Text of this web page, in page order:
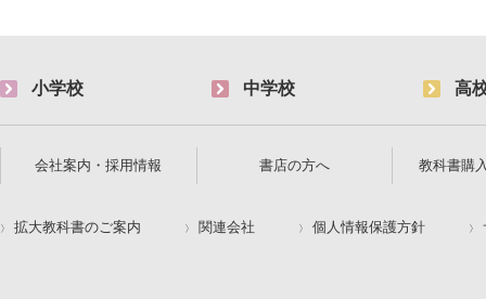
小学校 中学校 高
会社案内・採用情報 書店の方へ 教科書購
拡大教科書のご案内 関連会社 個人情報保護方針